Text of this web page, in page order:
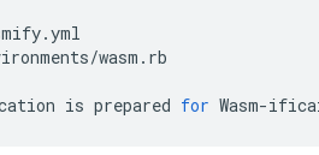
is prepared for